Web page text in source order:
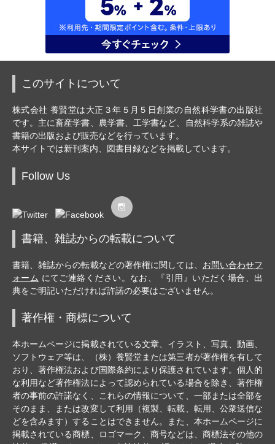
このサイトについて
株式会社 養賢堂は大正３年５月５日創業の自然科学書の出版社
です。主に畜産学書、農学書、工学書など、自然科学系の雑誌や
書籍の出版および販売などを行っています。
本サイトでは新刊案内、図書目録などを掲載しています。
Follow Us
書籍、雑誌からの転載について
書籍、雑誌からの転載などの著作権に関しては、 お問い合わせフ
ォーム にてご連絡ください。なお、『引用』いただく場合、出
典をご明記いただければ許諾の必要はございません。
著作権・商標について
本ホームページに掲載されている文章、イラスト、写真、動画、
ソフトウェア等は、（株）養賢堂または第三者が著作権を有して
おり、著作権法および国際条約により保護されています。個人的
な利用など著作権法によって認められている場合を除き、著作権
者の事前の許諾なく、これらの情報について、一部または全部を
そのまま、または改変して利用（複製、転載、転用、公衆送信な
どを含みます）することはできません。また、本ホームページに
掲載されている商標、ロゴマーク、商号などは、商標法その他の